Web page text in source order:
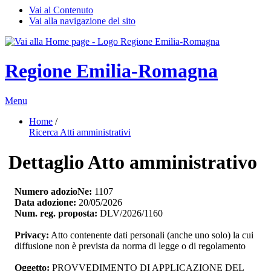
Vai al Contenuto
Vai alla navigazione del sito
Regione Emilia-Romagna
Menu
Home /
Ricerca Atti amministrativi
Dettaglio Atto amministrativo
Numero adozioNe: 1107
Data adozione: 20/05/2026
Num. reg. proposta: DLV/2026/1160
Privacy: Atto contenente dati personali (anche uno solo) la cui
diffusione non è prevista da norma di legge o di regolamento
Oggetto: PROVVEDIMENTO DI APPLICAZIONE DEL